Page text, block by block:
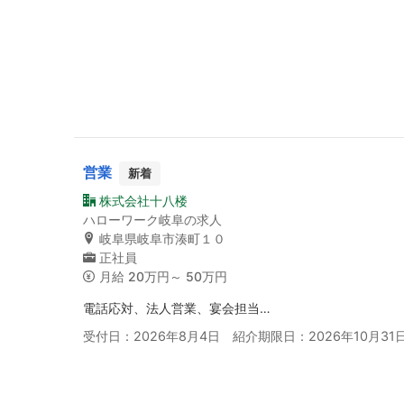
営業 新着
株式会社十八楼
ハローワーク岐阜の求人
岐阜県岐阜市湊町１０
正社員
月給 20万円～ 50万円
電話応対、法人営業、宴会担当…
受付日：2026年8月4日 紹介期限日：2026年10月31